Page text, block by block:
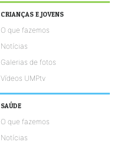
CRIANÇAS E JOVENS
O que fazemos
Notícias
Galerias de fotos
Vídeos UMPtv
SAÚDE
O que fazemos
Notícias